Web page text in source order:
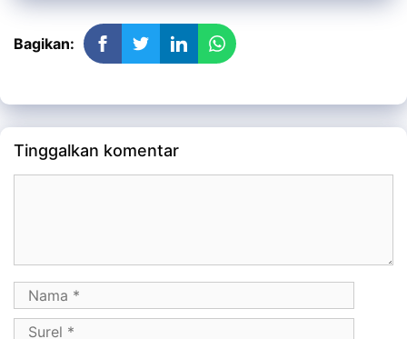
Bagikan:
Tinggalkan komentar
Nama
Surel